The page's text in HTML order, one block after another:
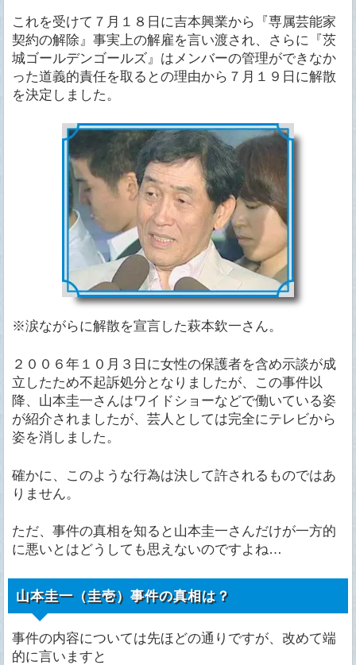
これを受けて７月１８日に吉本興業から『専属芸能家
契約の解除』事実上の解雇を言い渡され、さらに『茨
城ゴールデンゴールズ』はメンバーの管理ができなか
った道義的責任を取るとの理由から７月１９日に解散
を決定しました。
※涙ながらに解散を宣言した萩本欽一さん。
２００６年１０月３日に女性の保護者を含め示談が成
立したため不起訴処分となりましたが、この事件以
降、山本圭一さんはワイドショーなどで働いている姿
が紹介されましたが、芸人としては完全にテレビから
姿を消しました。
確かに、このような行為は決して許されるものではあ
りません。
ただ、事件の真相を知ると山本圭一さんだけが一方的
に悪いとはどうしても思えないのですよね…
山本圭一（圭壱）事件の真相は？
事件の内容については先ほどの通りですが、改めて端
的に言いますと